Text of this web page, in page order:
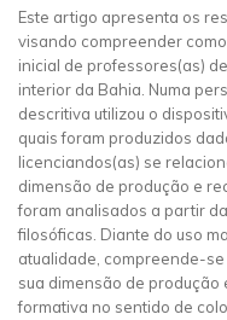
Este artigo apresenta os
visando compreender
inicial de professores(as)
interior da Bahia. Numa
descritiva utilizou o
quais foram produzidos
licenciandos(as) se
dimensão de produção e
foram analisados a partir
filosóficas. Diante do uso
atualidade, compreende-
sua dimensão de
formativa no sentido de